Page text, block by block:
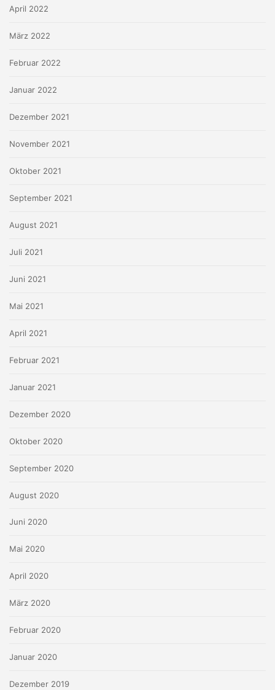
April 2022
März 2022
Februar 2022
Januar 2022
Dezember 2021
November 2021
Oktober 2021
September 2021
August 2021
Juli 2021
Juni 2021
Mai 2021
April 2021
Februar 2021
Januar 2021
Dezember 2020
Oktober 2020
September 2020
August 2020
Juni 2020
Mai 2020
April 2020
März 2020
Februar 2020
Januar 2020
Dezember 2019